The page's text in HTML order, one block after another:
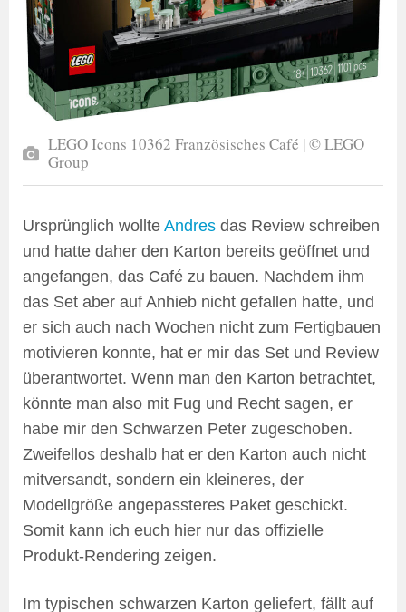
LEGO Icons 10362 Französisches Café | © LEGO
Group
Ursprünglich wollte Andres das Review schreiben
und hatte daher den Karton bereits geöffnet und
angefangen, das Café zu bauen. Nachdem ihm
das Set aber auf Anhieb nicht gefallen hatte, und
er sich auch nach Wochen nicht zum Fertigbauen
motivieren konnte, hat er mir das Set und Review
überantwortet. Wenn man den Karton betrachtet,
könnte man also mit Fug und Recht sagen, er
habe mir den Schwarzen Peter zugeschoben.
Zweifellos deshalb hat er den Karton auch nicht
mitversandt, sondern ein kleineres, der
Modellgröße angepassteres Paket geschickt.
Somit kann ich euch hier nur das offizielle
Produkt-Rendering zeigen.
Im typischen schwarzen Karton geliefert, fällt auf